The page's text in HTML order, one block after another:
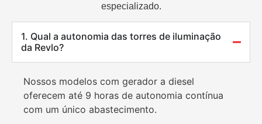
especializado.
1. Qual a autonomia das torres de iluminação
da Revlo?
Nossos modelos com gerador a diesel
oferecem até 9 horas de autonomia contínua
com um único abastecimento.